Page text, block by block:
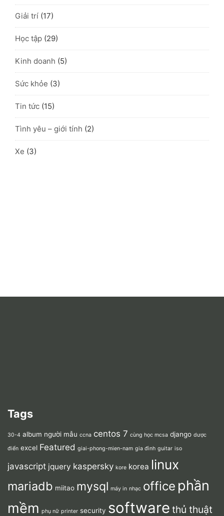
Giải trí (17)
Học tập (29)
Kinh doanh (5)
Sức khỏe (3)
Tin tức (15)
Tình yêu – giới tính (2)
Xe (3)
Tags
30-4 album người mẫu ccna centos 7 cùng học mcsa django dược
điển excel Featured giai-phong-mien-nam gia đình guitar iso
javascript jquery kaspersky kore korea linux
mariadb miitao mysql máy in nhạc office phần
mềm phụ nữ printer security software thủ thuật